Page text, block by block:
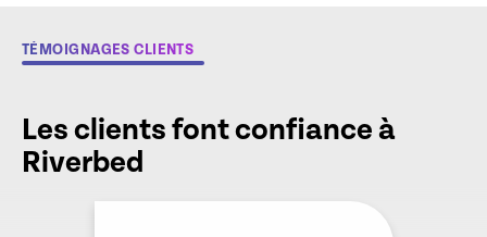
TÉMOIGNAGES CLIENTS
Les clients font confiance à
Riverbed